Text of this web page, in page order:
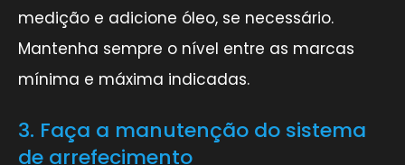
medição e adicione óleo, se necessário.
Mantenha sempre o nível entre as marcas
mínima e máxima indicadas.
3. Faça a manutenção do sistema
de arrefecimento